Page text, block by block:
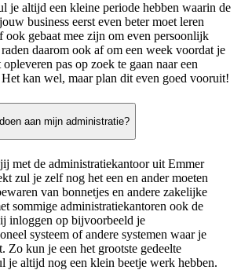
je altijd een kleine periode hebben waarin de
business eerst even beter moet leren
ook gebaat mee zijn om even persoonlijk
daarom ook af om een week voordat je
pas op zoek te gaan naar een
kan wel, maar plan dit even goed vooruit!
aan mijn administratie?
met de administratiekantoor uit Emmer
zul je zelf nog het een en ander moeten
van bonnetjes en andere zakelijke
sommige administratiekantoren ook de
inloggen op bijvoorbeeld je
systeem of andere systemen waar je
Zo kun je een het grootste gedeelte
je altijd nog een klein beetje werk hebben.